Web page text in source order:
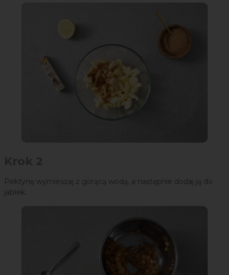
Pektynę wymieszaj z gorącą wodą, a następnie dodaj ją do
jabłek.